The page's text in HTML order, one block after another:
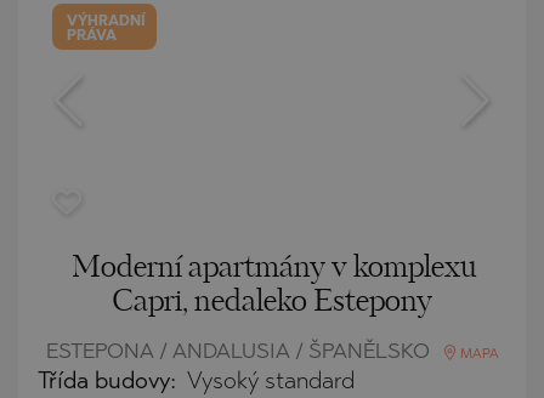
VÝHRADNÍ
PRÁVA
Moderní apartmány v komplexu
Capri, nedaleko Estepony
ESTEPONA / ANDALUSIA / ŠPANĚLSKO MAPA
Třída budovy: Vysoký standard